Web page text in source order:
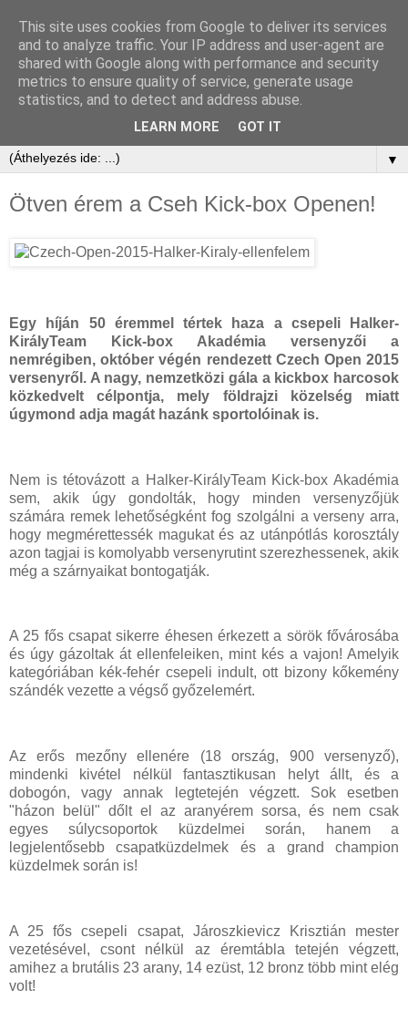
▼
Ötven érem a Cseh Kick-box Openen!
Egy híján 50 éremmel tértek haza a csepeli Halker-
KirályTeam Kick-box Akadémia versenyzői a
nemrégiben, október végén rendezett Czech Open 2015
versenyről. A nagy, nemzetközi gála a kickbox harcosok
közkedvelt célpontja, mely földrajzi közelség miatt
úgymond adja magát hazánk sportolóinak is.
Nem is tétovázott a Halker-KirályTeam Kick-box Akadémia
sem, akik úgy gondolták, hogy minden versenyzőjük
számára remek lehetőségként fog szolgálni a verseny arra,
hogy megmérettessék magukat és az utánpótlás korosztály
azon tagjai is komolyabb versenyrutint szerezhessenek, akik
még a szárnyaikat bontogatják.
A 25 fős csapat sikerre éhesen érkezett a sörök fővárosába
és úgy gázoltak át ellenfeleiken, mint kés a vajon! Amelyik
kategóriában kék-fehér csepeli indult, ott bizony kőkemény
szándék vezette a végső győzelemért.
Az erős mezőny ellenére (18 ország, 900 versenyző),
mindenki kivétel nélkül fantasztikusan helyt állt, és a
dobogón, vagy annak legtetején végzett. Sok esetben
"házon belül" dőlt el az aranyérem sorsa, és nem csak
egyes súlycsoportok küzdelmei során, hanem a
legjelentősebb csapatküzdelmek és a grand champion
küzdelmek során is!
A 25 fős csepeli csapat, Jároszkievicz Krisztián mester
vezetésével, csont nélkül az éremtábla tetején végzett,
amihez a brutális 23 arany, 14 ezüst, 12 bronz több mint elég
volt!
This site uses cookies from Google to deliver its services
and to analyze traffic. Your IP address and user-agent are
shared with Google along with performance and security
metrics to ensure quality of service, generate usage
statistics, and to detect and address abuse.
LEARN MORE GOT IT